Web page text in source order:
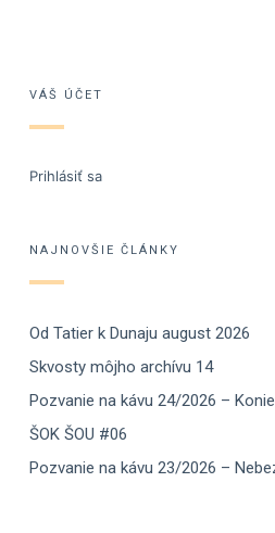
VÁŠ ÚČET
Prihlásiť sa
NAJNOVŠIE ČLÁNKY
Od Tatier k Dunaju august 2026
Skvosty môjho archívu 14
Pozvanie na kávu 24/2026 –
ŠOK ŠOU #06
Pozvanie na kávu 23/2026 –